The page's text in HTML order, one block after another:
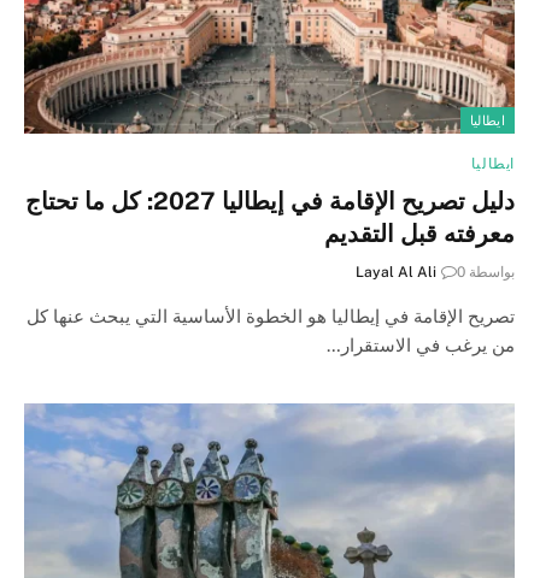
ايطاليا
ايطاليا
دليل تصريح الإقامة في إيطاليا 2027: كل ما تحتاج
معرفته قبل التقديم
بواسطة Layal Al Ali 0
تصريح الإقامة في إيطاليا هو الخطوة الأساسية التي يبحث عنها كل
من يرغب في الاستقرار…